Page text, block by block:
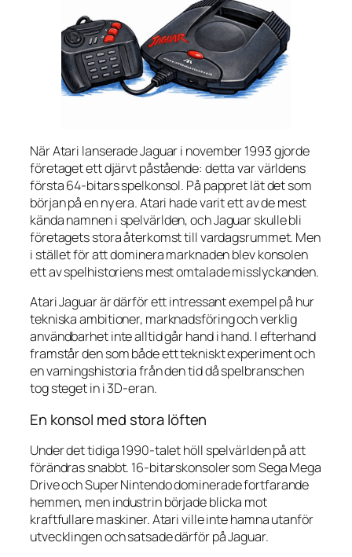
När Atari lanserade Jaguar i november 1993 gjorde
företaget ett djärvt påstående: detta var världens
första 64-bitars spelkonsol. På pappret lät det som
början på en ny era. Atari hade varit ett av de mest
kända namnen i spelvärlden, och Jaguar skulle bli
företagets stora återkomst till vardagsrummet. Men
i stället för att dominera marknaden blev konsolen
ett av spelhistoriens mest omtalade misslyckanden.
Atari Jaguar är därför ett intressant exempel på hur
tekniska ambitioner, marknadsföring och verklig
användbarhet inte alltid går hand i hand. I efterhand
framstår den som både ett tekniskt experiment och
en varningshistoria från den tid då spelbranschen
tog steget in i 3D-eran.
En konsol med stora löften
Under det tidiga 1990-talet höll spelvärlden på att
förändras snabbt. 16-bitarskonsoler som Sega Mega
Drive och Super Nintendo dominerade fortfarande
hemmen, men industrin började blicka mot
kraftfullare maskiner. Atari ville inte hamna utanför
utvecklingen och satsade därför på Jaguar.